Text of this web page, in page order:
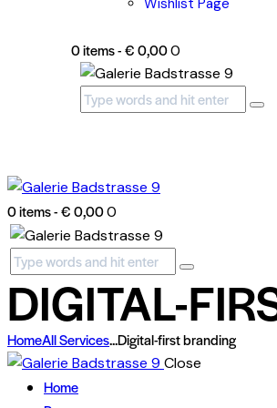
Wishlist Page
0 items-€ 0,000
0 items-€ 0,000
DIGITAL-
HomeAll Services...Digital-first branding
Close
Home